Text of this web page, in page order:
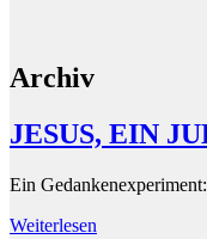
Archiv
JESUS, EIN
Ein
Weiterlesen